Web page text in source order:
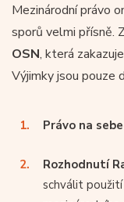
Mezinárodní právo
sporů velmi přísně.
OSN, která
Výjimky jsou pouze
Právo na
Rozhodnutí
schválit